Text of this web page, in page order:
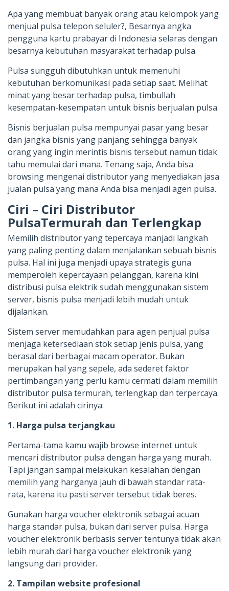
Apa yang membuat banyak orang atau kelompok yang
menjual pulsa telepon seluler?, Besarnya angka
pengguna kartu prabayar di Indonesia selaras dengan
besarnya kebutuhan masyarakat terhadap pulsa.
Pulsa sungguh dibutuhkan untuk memenuhi
kebutuhan berkomunikasi pada setiap saat. Melihat
minat yang besar terhadap pulsa, timbullah
kesempatan-kesempatan untuk bisnis berjualan pulsa.
Bisnis berjualan pulsa mempunyai pasar yang besar
dan jangka bisnis yang panjang sehingga banyak
orang yang ingin merintis bisnis tersebut namun tidak
tahu memulai dari mana. Tenang saja, Anda bisa
browsing mengenai distributor yang menyediakan jasa
jualan pulsa yang mana Anda bisa menjadi agen pulsa.
Ciri – Ciri Distributor
PulsaTermurah dan Terlengkap
Memilih distributor yang tepercaya manjadi langkah
yang paling penting dalam menjalankan sebuah bisnis
pulsa. Hal ini juga menjadi upaya strategis guna
memperoleh kepercayaan pelanggan, karena kini
distribusi pulsa elektrik sudah menggunakan sistem
server, bisnis pulsa menjadi lebih mudah untuk
dijalankan.
Sistem server memudahkan para agen penjual pulsa
menjaga ketersediaan stok setiap jenis pulsa, yang
berasal dari berbagai macam operator. Bukan
merupakan hal yang sepele, ada sederet faktor
pertimbangan yang perlu kamu cermati dalam memilih
distributor pulsa termurah, terlengkap dan terpercaya.
Berikut ini adalah cirinya:
1. Harga pulsa terjangkau
Pertama-tama kamu wajib browse internet untuk
mencari distributor pulsa dengan harga yang murah.
Tapi jangan sampai melakukan kesalahan dengan
memilih yang harganya jauh di bawah standar rata-
rata, karena itu pasti server tersebut tidak beres.
Gunakan harga voucher elektronik sebagai acuan
harga standar pulsa, bukan dari server pulsa. Harga
voucher elektronik berbasis server tentunya tidak akan
lebih murah dari harga voucher elektronik yang
langsung dari provider.
2. Tampilan website profesional